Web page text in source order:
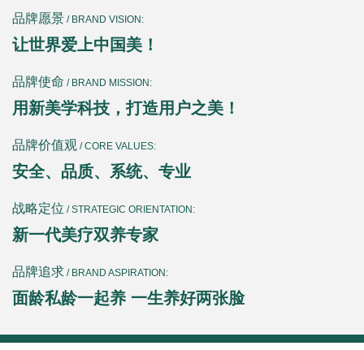
品牌愿景 / BRAND VISION:
让世界爱上中国美！
品牌使命 / BRAND MISSION:
用新美学科技，打造用户之美！
品牌价值观 / CORE VALUES:
安全、品质、系统、专业
战略定位 / STRATEGIC ORIENTATION:
新一代美疗双养专家
品牌追求 / BRAND ASPIRATION:
面龄私龄一起养 一生养好两张脸